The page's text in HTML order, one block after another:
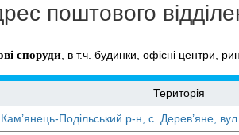
поштового
споруди , в т.ч. будинки, офісні центри,
Територія
Подільський р-н, с. Дерев’яне,